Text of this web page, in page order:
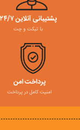
پشتیبانی آنلاین ۲۴/۷
با تیکت و چت
پرداخت امن
امنیت کامل در پرداخت